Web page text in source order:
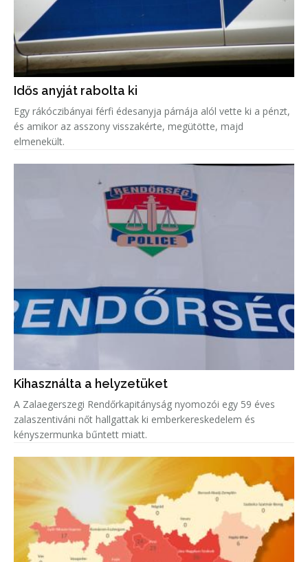
Idős anyját rabolta ki
Egy rákóczibányai férfi édesanyja párnája alól vette ki a pénzt,
és amikor az asszony visszakérte, megütötte, majd
elmenekült.
Kihasználta a helyzetüket
A Zalaegerszegi Rendőrkapitányság nyomozói egy 59 éves
zalaszentiváni nőt hallgattak ki emberkereskedelem és
kényszermunka bűntett miatt.